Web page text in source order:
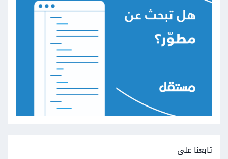
تابعنا على